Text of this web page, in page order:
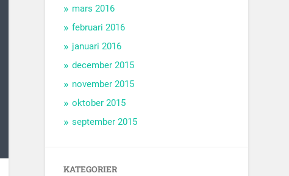
mars 2016
februari 2016
januari 2016
december 2015
november 2015
oktober 2015
september 2015
KATEGORIER